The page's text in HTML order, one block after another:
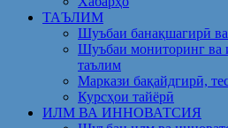
ТАЪЛИМ
Шуъбаи банақшагирӣ
Шуъбаи мониторинг ва
таълим
Маркази бақайдгирӣ,
Курсҳои тайёрӣ
ИЛМ ВА ИННОВАТСИЯ